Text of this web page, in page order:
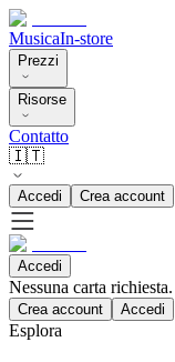
MusicaIn-store
Prezzi
Risorse
Contatto
🇮🇹
Accedi Crea account
Accedi
Nessuna carta
Crea account Accedi
Esplora